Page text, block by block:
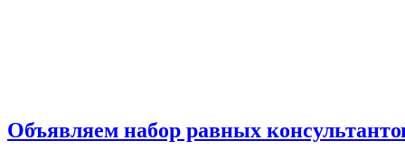
Объявляем набор равных